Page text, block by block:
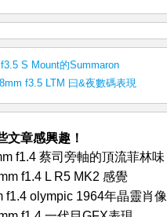
S Mount的Summaron
f3.5 LTM 曰&夜數碼表現
文章感興趣！
f1.4 蔡司旁軸的頂流菲林味
f1.4 L R5 MK2 感覺
f1.4 olympic 1964年晶靈肖像